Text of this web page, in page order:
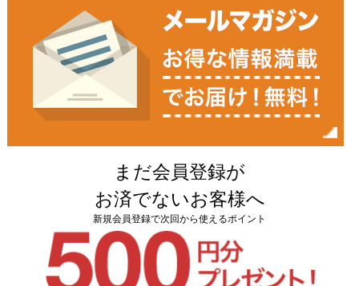
まだ会員登録が
お済でないお客様へ
新規会員登録で次回から使えるポイント